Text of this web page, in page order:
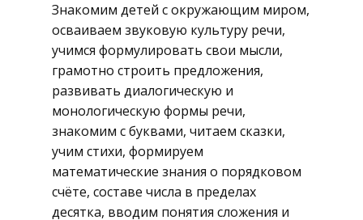
Знакомим детей с окружающим миром,
осваиваем звуковую культуру речи,
учимся формулировать свои мысли,
грамотно строить предложения,
развивать диалогическую и
монологическую формы речи,
знакомим с буквами, читаем сказки,
учим стихи, формируем
математические знания о порядковом
счёте, составе числа в пределах
десятка, вводим понятия сложения и